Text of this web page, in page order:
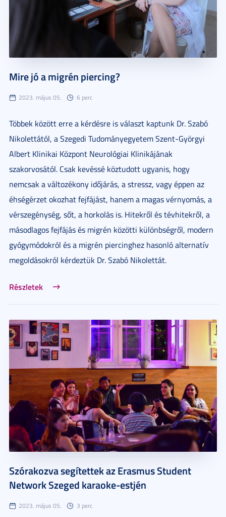
Mire jó a migrén piercing?
2023. május 05. 6 perc
Többek között erre a kérdésre is választ kaptunk Dr. Szabó
Nikolettától, a Szegedi Tudományegyetem Szent-Györgyi
Albert Klinikai Központ Neurológiai Klinikájának
szakorvosától. Csak kevéssé köztudott ugyanis, hogy
nemcsak a változékony időjárás, a stressz, vagy éppen az
éhségérzet okozhat fejfájást, hanem a magas vérnyomás, a
vérszegénység, sőt, a horkolás is. Hitekről és tévhitekről, a
másodlagos fejfájás és migrén közötti különbségről, modern
gyógymódokról és a migrén piercinghez hasonló alternatív
megoldásokról kérdeztük Dr. Szabó Nikolettát.
Részletek
Szórakozva segítettek az Erasmus Student
Network Szeged karaoke-estjén
2023. május 05. 3 perc